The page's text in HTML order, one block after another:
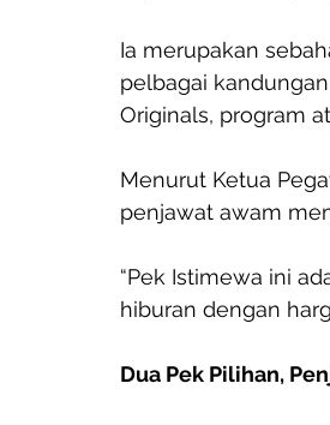
Ia merupakan
pelbagai
Originals, program
Menurut Ketua
penjawat awam
“Pek Istimewa ini
hiburan dengan
Dua Pek Pilihan,